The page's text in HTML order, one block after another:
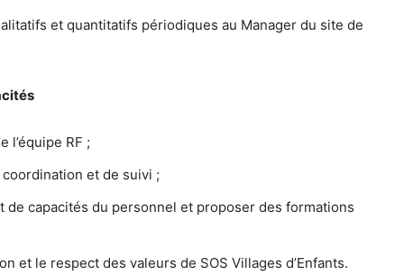
et quantitatifs périodiques au Manager du site de
l’équipe RF ;
et de suivi ;
capacités du personnel et proposer des formations
et le respect des valeurs de SOS Villages d’Enfants.